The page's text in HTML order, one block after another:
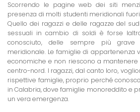
Scorrendo le pagine web dei siti
presenza di molti studenti meridionali
Quello dei ragazzi e delle ragazze del
sessuali in cambio di soldi è forse
conosciuto, delle sempre più grave
meridionale. Le famiglie di appartenenza
economiche e non riescono a mantenere
centro-nord. I ragazzi, dal canto loro,
rispettive famiglie, proprio perché
in Calabria, dove famiglie monoreddito e
un vera emergenza.